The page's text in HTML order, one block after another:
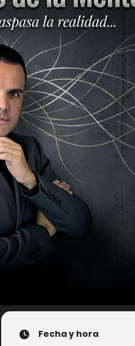
Fecha y hora